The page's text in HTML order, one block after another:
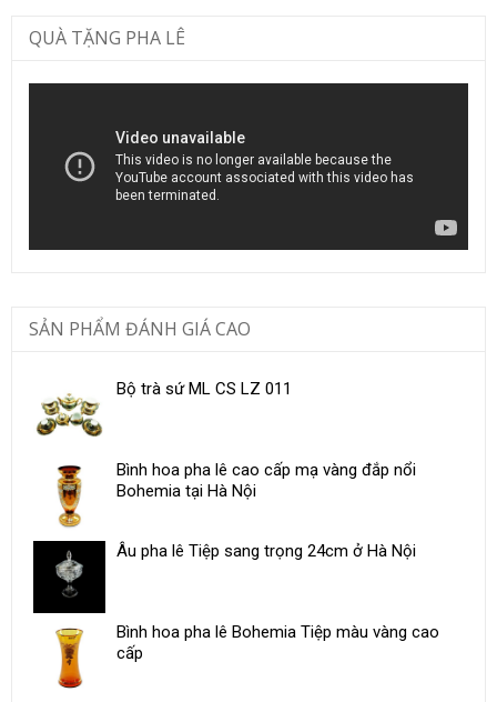
QUÀ TẶNG PHA LÊ
SẢN PHẨM ĐÁNH GIÁ CAO
Bộ trà sứ ML CS LZ 011
Bình hoa pha lê cao cấp mạ vàng đắp nổi
Bohemia tại Hà Nội
Âu pha lê Tiệp sang trọng 24cm ở Hà Nội
Bình hoa pha lê Bohemia Tiệp màu vàng cao
cấp